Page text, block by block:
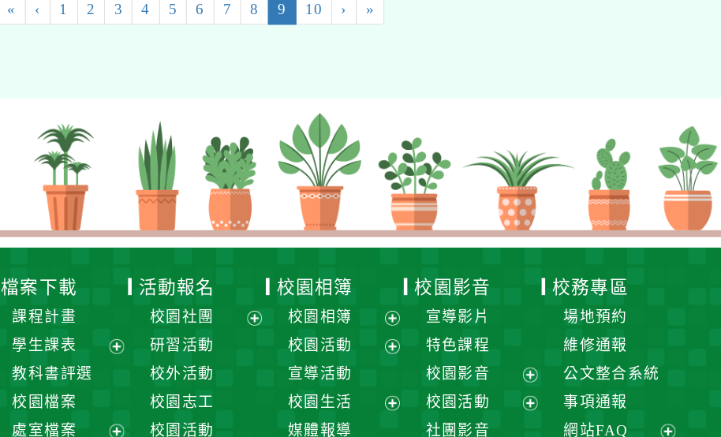
« ‹ 1 2 3 4 5 6 7 8 9 (current)
10 › »
檔案下載
課程計畫
學生課表
教科書評選
校園檔案
處室檔案
活動報名
校園社團
研習活動
校外活動
校園志工
校園活動
校園相簿
校園相簿
展
單
校園活動
選
宣導活動
校園生活
媒體報導
校園影音
宣導影片
特色課程
校園影音
展
校園活動
社團影音
校務專區
場地預約
維修通報
公文整合系統
事項通報
網站FAQ